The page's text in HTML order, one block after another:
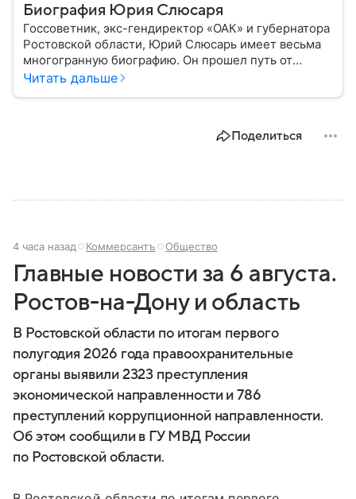
Биография Юрия Слюсаря
Госсоветник, экс-гендиректор «ОАК» и губернатора
Ростовской области, Юрий Слюсарь имеет весьма
многогранную биографию. Он прошел путь от
музыкального продюсера до руководителя
Читать дальше
Поделиться
4 часа назад Коммерсантъ Общество
Главные новости за 6 августа.
Ростов-на-Дону и область
В Ростовской области по итогам первого
полугодия 2026 года правоохранительные
органы выявили 2323 преступления
экономической направленности и 786
преступлений коррупционной направленности.
Об этом сообщили в ГУ МВД России
по Ростовской области.